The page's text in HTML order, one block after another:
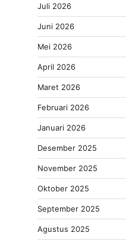
Juli 2026
Juni 2026
Mei 2026
April 2026
Maret 2026
Februari 2026
Januari 2026
Desember 2025
November 2025
Oktober 2025
September 2025
Agustus 2025